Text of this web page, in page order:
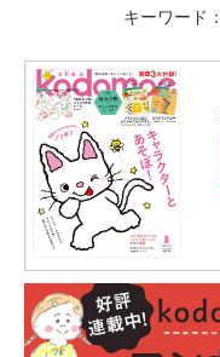
キーワード：